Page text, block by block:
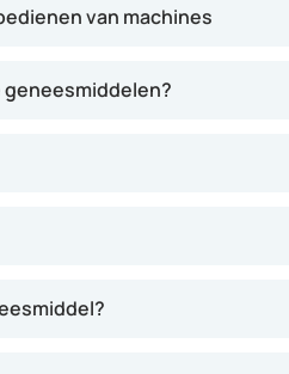
van machines